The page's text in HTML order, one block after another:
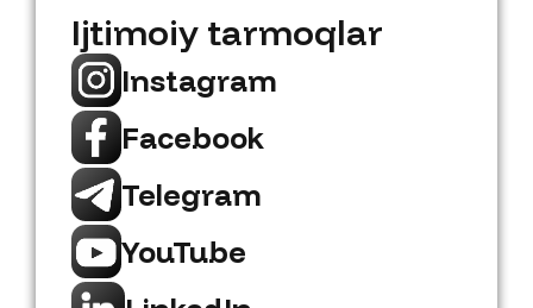
Ijtimoiy tarmoqlar
Instagram
Facebook
Telegram
YouTube